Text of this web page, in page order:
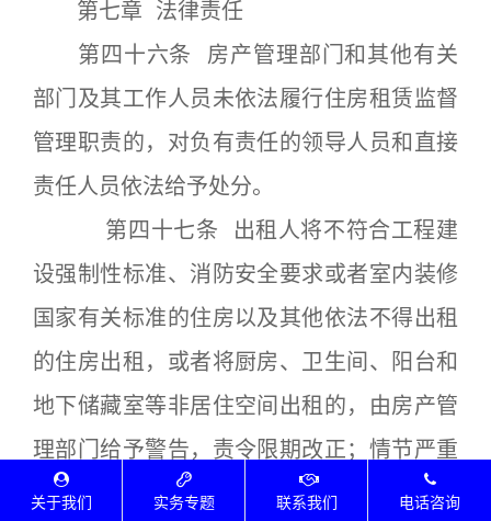
第七章 法律责任
第四十六条 房产管理部门和其他有关
部门及其工作人员未依法履行住房租赁监督
管理职责的，对负有责任的领导人员和直接
责任人员依法给予处分。
第四十七条 出租人将不符合工程建
设强制性标准、消防安全要求或者室内装修
国家有关标准的住房以及其他依法不得出租
的住房出租，或者将厨房、卫生间、阳台和
地下储藏室等非居住空间出租的，由房产管
理部门给予警告，责令限期改正；情节严重
的，对个人处1万元以上5万元以下的罚款，
关于我们 实务专题 联系我们 电话咨询